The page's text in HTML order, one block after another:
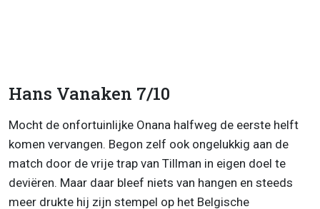
Hans Vanaken 7/10
Mocht de onfortuinlijke Onana halfweg de eerste helft
komen vervangen. Begon zelf ook ongelukkig aan de
match door de vrije trap van Tillman in eigen doel te
deviëren. Maar daar bleef niets van hangen en steeds
meer drukte hij zijn stempel op het Belgische